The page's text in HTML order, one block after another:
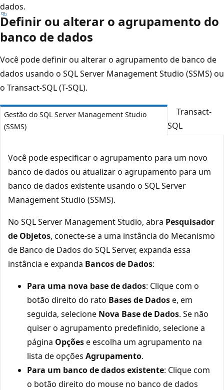
dados.
Definir ou alterar o agrupamento do
banco de dados
Você pode definir ou alterar o agrupamento de banco de
dados usando o SQL Server Management Studio (SSMS) ou
o Transact-SQL (T-SQL).
Gestão do SQL Server Management Studio
(SSMS)
Transact-
SQL
Você pode especificar o agrupamento para um novo
banco de dados ou atualizar o agrupamento para um
banco de dados existente usando o SQL Server
Management Studio (SSMS).
No SQL Server Management Studio, abra Pesquisador
de Objetos, conecte-se a uma instância do Mecanismo
de Banco de Dados do SQL Server, expanda essa
instância e expanda Bancos de Dados:
Para uma nova base de dados: Clique com o
botão direito do rato Bases de Dadose, em
seguida, selecione Nova Base de Dados. Se não
quiser o agrupamento predefinido, selecione a
página Opçõese escolha um agrupamento na
lista de opções Agrupamento.
Para um banco de dados existente: Clique com
o botão direito do mouse no banco de dados